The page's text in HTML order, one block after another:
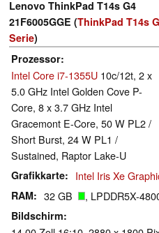
Lenovo ThinkPad T14s G4
21F6005GGE (ThinkPad T14s
Serie)
Prozessor
Intel Core i7-1355U 10c/12t, 2 x
5.0 GHz Intel Golden Cove P-
Core, 8 x 3.7 GHz Intel
Gracemont E-Core, 50 W PL2 /
Short Burst, 24 W PL1 /
Sustained, Raptor Lake-U
Grafikkarte Intel Iris Xe
RAM 32 GB , LPDDR5X-
Bildschirm